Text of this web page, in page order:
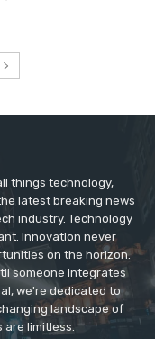
things technology,
latest breaking news
industry. Technology
Innovation never
on the horizon.
someone integrates
we're dedicated to
landscape of
are limitless.